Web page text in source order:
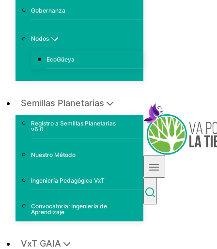
Gobernanza
Nodos
EcoGüeya
Semillas Planetarias
Registro a Semillas Planetarias
v6.0
Nuestro Método
Ingeniería Pedagógica VxT
Convocatoria: Ingeniería de
Aprendizaje
VxT GAIA